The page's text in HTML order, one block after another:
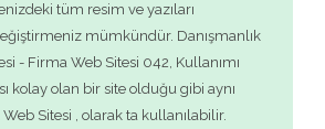
tüm resim ve yazıları
mümkündür. Danışmanlık
- Firma Web Sitesi 042, Kullanımı
kolay olan bir site olduğu gibi aynı
Sitesi , olarak ta kullanılabilir.